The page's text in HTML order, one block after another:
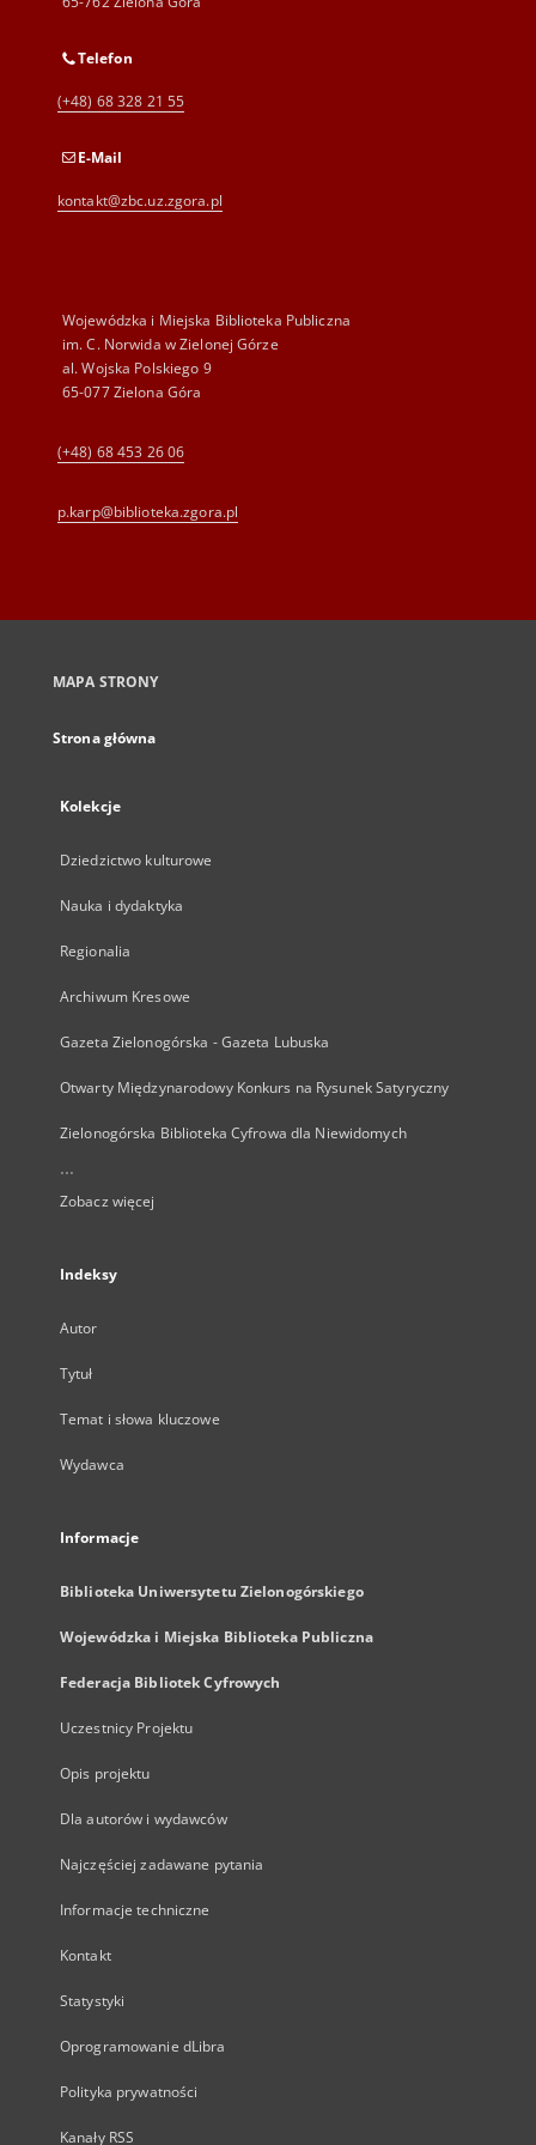
Telefon
(+48) 68 328 21 55
E-Mail
kontakt@zbc.uz.zgora.pl
Wojewódzka i Miejska Biblioteka Publiczna
im. C. Norwida w Zielonej Górze
al. Wojska Polskiego 9
65-077 Zielona Góra
(+48) 68 453 26 06
p.karp@biblioteka.zgora.pl
MAPA STRONY
Strona główna
Kolekcje
Dziedzictwo kulturowe
Nauka i dydaktyka
Regionalia
Archiwum Kresowe
Gazeta Zielonogórska - Gazeta Lubuska
Otwarty Międzynarodowy Konkurs na Rysunek Satyryczny
Zielonogórska Biblioteka Cyfrowa dla Niewidomych
...
Zobacz więcej
Indeksy
Autor
Tytuł
Temat i słowa kluczowe
Wydawca
Informacje
Biblioteka Uniwersytetu Zielonogórskiego
Wojewódzka i Miejska Biblioteka Publiczna
Federacja Bibliotek Cyfrowych
Uczestnicy Projektu
Opis projektu
Dla autorów i wydawców
Najczęściej zadawane pytania
Informacje techniczne
Kontakt
Statystyki
Oprogramowanie dLibra
Polityka prywatności
Kanały RSS